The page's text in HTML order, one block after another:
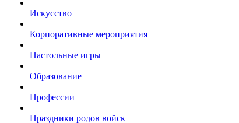
Искусство
Корпоративные мероприятия
Настольные игры
Образование
Профессии
Праздники родов войск